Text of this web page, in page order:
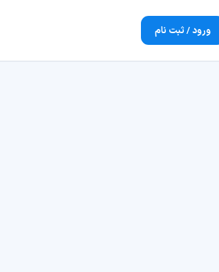
ورود / ثبت نام